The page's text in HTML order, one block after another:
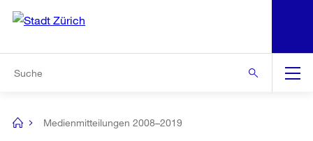
Navigation
[no
Medienmitteilungen 2008–2019